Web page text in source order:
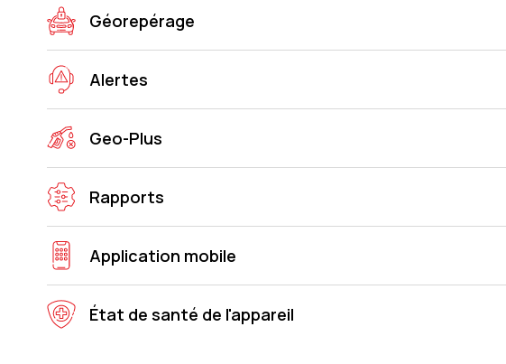
Géorepérage
Alertes
Geo-Plus
Rapports
Application mobile
État de santé de l'appareil